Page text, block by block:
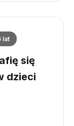
lat
się
dzieci